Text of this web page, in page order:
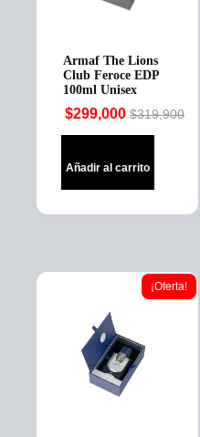
Armaf The Lions
Club Feroce EDP
100ml Unisex
$319,900
Original
was:
$299,000
Current
is:
Añadir al carrito
¡Oferta!